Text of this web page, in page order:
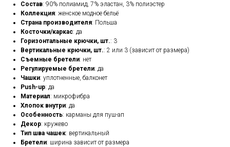
Состав: 90% полиамид, 7% эластан, 3% полиэстер
Коллекция: женское модное бельё
Страна производителя: Польша
Косточки/каркас: да
Горизонтальные крючки, шт.: 3
Вертикальные крючки, шт.: 2 или 3 (зависит от размера)
Съемные бретели: нет
Регулируемые бретели: да
Чашки: уплотненные, балконет
Push-up: да
Материал: микрофибра
Хлопок внутри: да
Особенность: карманы для пуш-ап
Декор: кружево
Тип шва чашек: вертикальный
Бретели: ширина зависит от размера